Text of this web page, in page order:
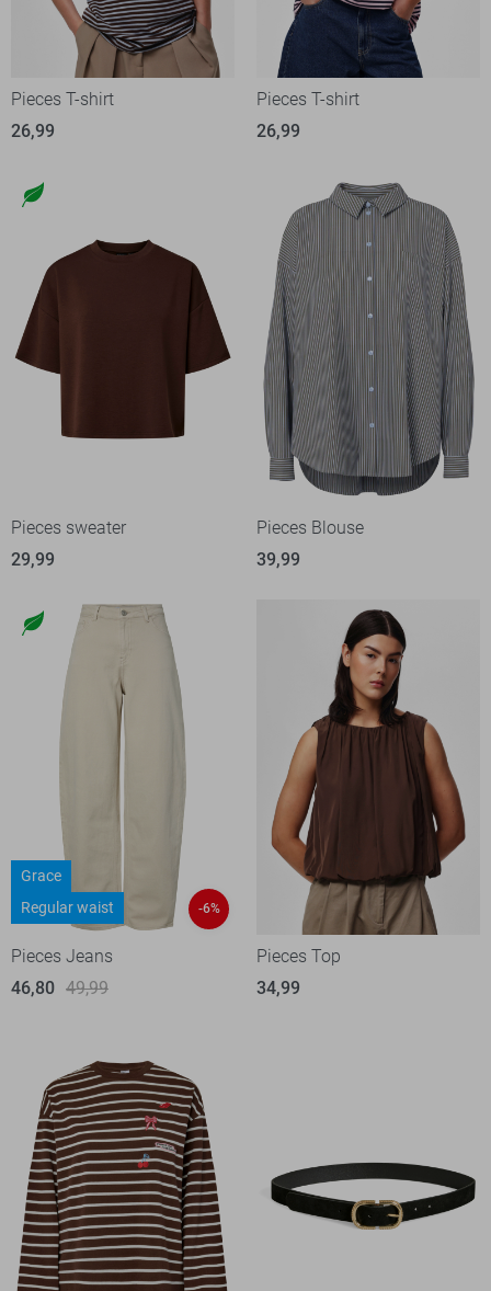
Pieces T-shirt
26,99
Pieces T-shirt
26,99
Pieces sweater
29,99
Pieces Blouse
39,99
Grace
Regular waist
-6%
Pieces Jeans
46,80 49,99
Pieces Top
34,99